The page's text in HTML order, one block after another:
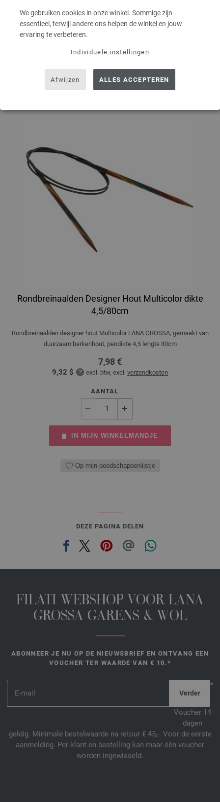
We gebruiken cookies in onze winkel. Sommige zijn
essentieel, terwijl andere ons helpen de winkel en jouw
ervaring te verbeteren.
Individuele instellingen
Afwijzen ALLES ACCEPTEREN
IN MIJN WINKELMANDJE
Op mijn boodschappenlijstje
Rondbreinaalden Designer Hout Multicolor dikte
4,5/80cm
Rondbreinaalden designer hout Multicolor LANA GROSSA, gemaakt van
duurzaam berkenhout, pendikte 4,5 lengte 80cm
7,98 €
9,32 $ excl. btw, excl. verzendkosten
AANTAL
IN MIJN WINKELMANDJE
Op mijn boodschappenlijstje
DEZE PAGINA DELEN
FILATI WEBSHOP VOOR LANA
GROSSA GARENS & WOL
ABONNEER JE NU OP DE NIEUWSBRIEF EN ONTVANG EEN
VOUCHER TER WAARDE VAN € 10.*
*
Voucher 14
dagen
geldig. Minimale bestelwaarde na retour € 45,-. Voor de eerste
aanmelding. Per klant en bestelling kan maar één voucher
worden ingewisseld.